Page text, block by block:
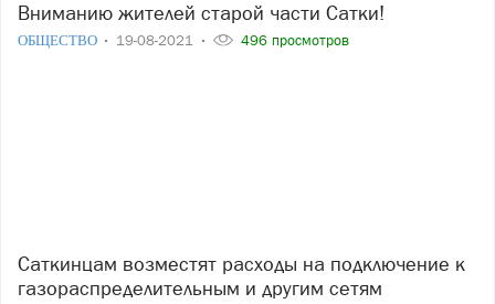
Вниманию жителей старой части Сатки!
ОБЩЕСТВО 19-08-2021 496 просмотров
Саткинцам возместят расходы на подключение к
газораспределительным и другим сетям